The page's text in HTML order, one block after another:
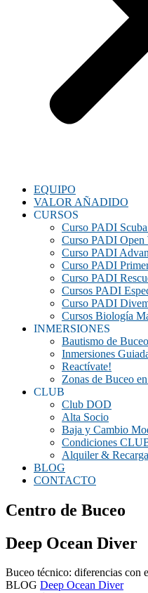
EQUIPO
VALOR AÑADIDO
CURSOS
Curso PADI
Curso PADI Open
Curso PADI
Curso PADI
Curso PADI
Cursos PADI
Curso PADI
Cursos Biología
INMERSIONES
Bautismo de Buceo
Inmersiones
Reactívate!
Zonas de Buceo
CLUB
Club DOD
Alta Socio
Baja y Cambio
Condiciones
Alquiler &
BLOG
CONTACTO
Centro de Buceo
Deep Ocean Diver
Buceo técnico: diferencias con
BLOG Deep Ocean Diver